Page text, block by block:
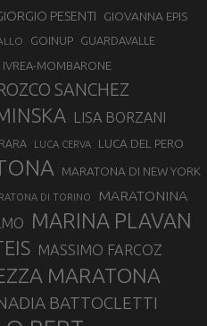
PESENTI GIOVANNA EPIS
GOINUP GUARDAVALLE
IVREA-MOMBARONE
SANCHEZ
LISA BORZANI
LUCA CERVA LUCA DEL PERO
MARATONA DI NEW YORK
DI TORINO MARATONINA
MARINA PLAVAN
MASSIMO FARCOZ
MARATONA
BATTOCLETTI